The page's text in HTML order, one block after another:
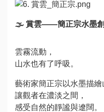
🌫 賞雲——簡正宗水墨
雲霧流動，
山水也有了呼吸。
藝術家簡正宗以水墨描繪
讓觀者在濃淡之間，
感受自然的靜謐與遼闊。